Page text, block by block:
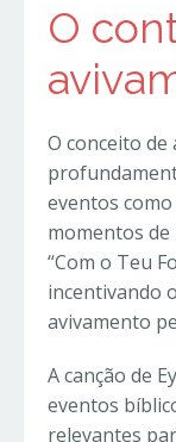
O
O conceito
eventos
momentos
“Com o Teu
incentivando
avivamento
A canção de
eventos
relevantes